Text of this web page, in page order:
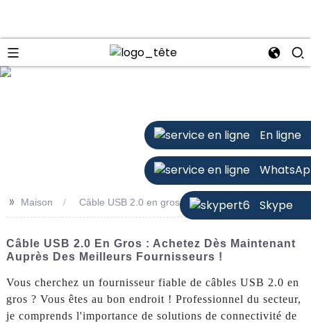
En ligne
Skype
>> Maison Câble USB 2.0 en gros
Câble USB 2.0 En Gros : Achetez Dès Maintenant
Auprès Des Meilleurs Fournisseurs !
Vous cherchez un fournisseur fiable de câbles USB 2.0 en
gros ? Vous êtes au bon endroit ! Professionnel du secteur,
je comprends l'importance de solutions de connectivité de